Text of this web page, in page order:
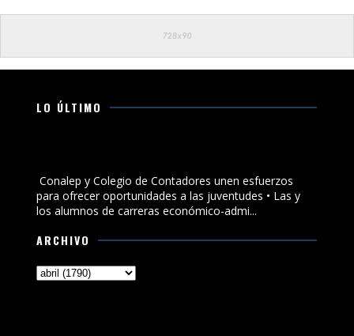
LO ÚLTIMO
Conalep y Colegio de Contadores unen esfuerzos
para ofrecer oportunidades a las juventudes • Las y
los alumnos de carreras económico-admi...
ARCHIVO